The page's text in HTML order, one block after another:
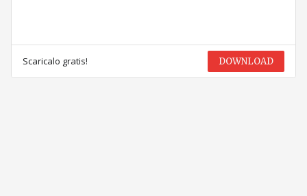
Scaricalo gratis! DOWNLOAD